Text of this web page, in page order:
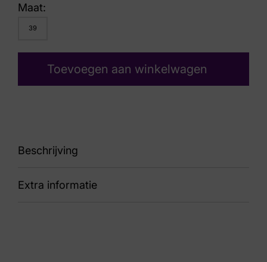
Maat:
39
Toevoegen aan winkelwagen
Beschrijving
Line
Extra informatie